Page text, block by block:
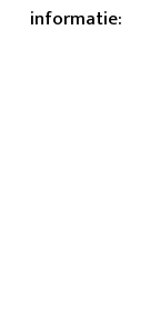
informatie: